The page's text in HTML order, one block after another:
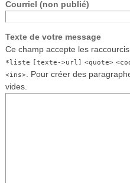
Courriel (non publié)
Texte de votre message
Ce champ accepte les
*liste [texte->url] <quote>
<ins>. Pour créer des
vides.